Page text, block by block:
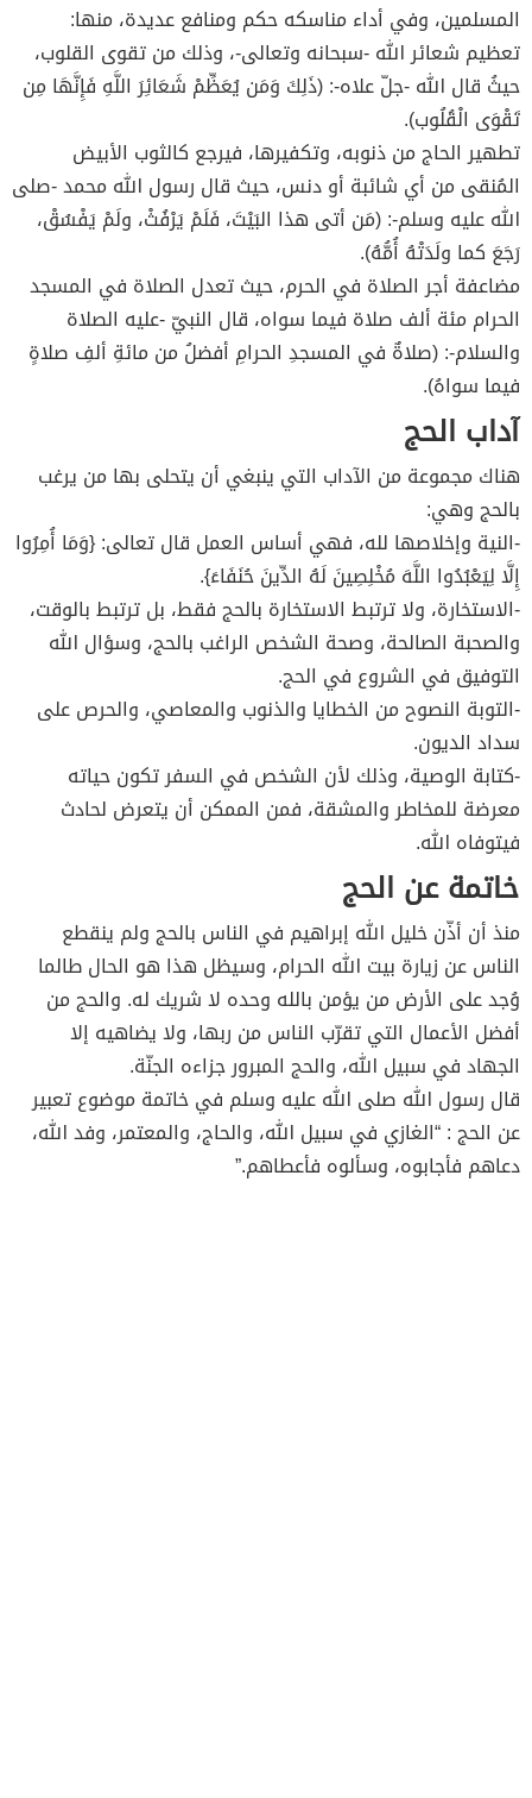
المسلمين، وفي أداء مناسكه حكم ومنافع عديدة، منها:
تعظيم شعائر الله -سبحانه وتعالى-، وذلك من تقوى القلوب،
حيثُ قال الله -جلّ علاه-: (ذَلِكَ وَمَن يُعَظِّمْ شَعَائِرَ اللَّهِ فَإِنَّهَا مِن
تَقْوَى الْقُلُوب).
تطهير الحاج من ذنوبه، وتكفيرها، فيرجع كالثوب الأبيض
المُنقى من أي شائبة أو دنس، حيث قال رسول الله محمد -صلى
الله عليه وسلم-: (مَن أتى هذا البَيْتَ، فَلَمْ يَرْفُثْ، ولَمْ يَفْسُقْ،
رَجَعَ كما ولَدَتْهُ أُمُّهُ).
مضاعفة أجر الصلاة في الحرم، حيث تعدل الصلاة في المسجد
الحرام مئة ألف صلاة فيما سواه، قال النبيّ -عليه الصلاة
والسلام-: (صلاةٌ في المسجدِ الحرامِ أفضلُ من مائةِ ألفِ صلاةٍ
فيما سواهُ).
آداب الحج
هناك مجموعة من الآداب التي ينبغي أن يتحلى بها من يرغب
بالحج وهي:
-النية وإخلاصها لله، فهي أساس العمل قال تعالى: {وَمَا أُمِرُوا
إِلَّا لِيَعْبُدُوا اللَّهَ مُخْلِصِينَ لَهُ الدِّينَ حُنَفَاءَ}.
-الاستخارة، ولا ترتبط الاستخارة بالحج فقط، بل ترتبط بالوقت،
والصحبة الصالحة، وصحة الشخص الراغب بالحج، وسؤال الله
التوفيق في الشروع في الحج.
-التوبة النصوح من الخطايا والذنوب والمعاصي، والحرص على
سداد الديون.
-كتابة الوصية، وذلك لأن الشخص في السفر تكون حياته
معرضة للمخاطر والمشقة، فمن الممكن أن يتعرض لحادث
فيتوفاه الله.
خاتمة عن الحج
منذ أن أذّن خليل الله إبراهيم في الناس بالحج ولم ينقطع
الناس عن زيارة بيت الله الحرام، وسيظل هذا هو الحال طالما
وُجد على الأرض من يؤمن بالله وحده لا شريك له. والحج من
أفضل الأعمال التي تقرّب الناس من ربها، ولا يضاهيه إلا
الجهاد في سبيل الله، والحج المبرور جزاءه الجنّة.
قال رسول الله صلى الله عليه وسلم في خاتمة موضوع تعبير
عن الحج : “الغازي في سبيل الله، والحاج، والمعتمر، وفد الله،
دعاهم فأجابوه، وسألوه فأعطاهم.”